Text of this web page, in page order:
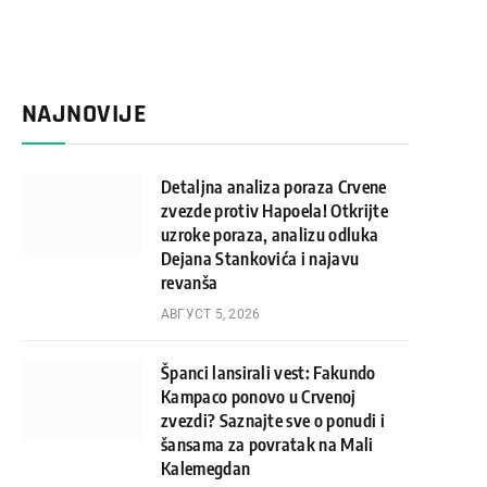
NAJNOVIJE
Detaljna analiza poraza Crvene
zvezde protiv Hapoela! Otkrijte
uzroke poraza, analizu odluka
Dejana Stankovića i najavu
revanša
АВГУСТ 5, 2026
Španci lansirali vest: Fakundo
Kampaco ponovo u Crvenoj
zvezdi? Saznajte sve o ponudi i
šansama za povratak na Mali
Kalemegdan